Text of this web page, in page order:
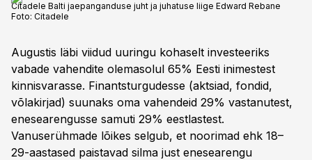
Citadele Balti jaepanganduse juht ja juhatuse liige Edward Rebane
Foto: Citadele
Augustis läbi viidud uuringu kohaselt investeeriks
vabade vahendite olemasolul 65% Eesti inimestest
kinnisvarasse. Finantsturgudesse (aktsiad, fondid,
võlakirjad) suunaks oma vahendeid 29% vastanutest,
enesearengusse samuti 29% eestlastest.
Vanuserühmade lõikes selgub, et noorimad ehk 18–
29-aastased paistavad silma just enesearengu